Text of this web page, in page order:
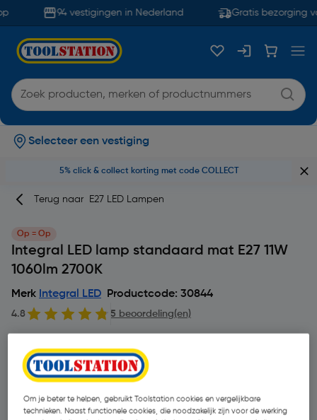
94 vestigingen in Nederland Gratis bezorging
Selecteer een vestiging
5% click & collect korting met code COLLECT
Terug naar E27 LED Lampen
Op = Op
Integral LED lamp standaard mat E27 11W
1060lm 2700K
Merk Integral LED Productcode: 30844
4.8 5 beoordeling(en)
Om je beter te helpen, gebruikt Toolstation cookies en vergelijkbare
technieken. Naast functionele cookies, die noodzakelijk zijn voor de werking